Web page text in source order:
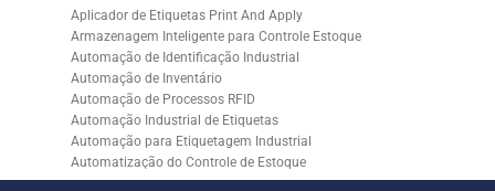
Aplicador de Etiquetas Print And Apply
Armazenagem Inteligente para Controle Estoque
Automação de Identificação Industrial
Automação de Inventário
Automação de Processos RFID
Automação Industrial de Etiquetas
Automação para Etiquetagem Industrial
Automatização do Controle de Estoque
Controle de Estoque com RFID